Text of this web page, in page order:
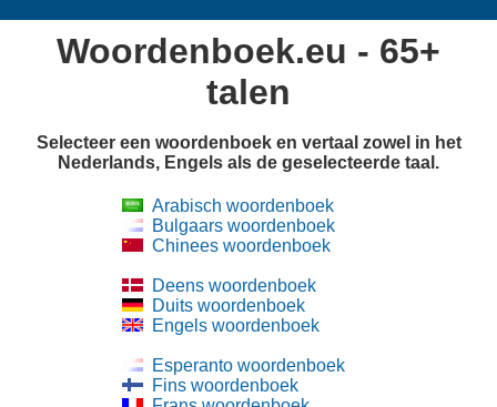
Woordenboek.eu - 65+
talen
Selecteer een woordenboek en vertaal zowel in het
Nederlands, Engels als de geselecteerde taal.
Arabisch woordenboek
Bulgaars woordenboek
Chinees woordenboek
Deens woordenboek
Duits woordenboek
Engels woordenboek
Esperanto woordenboek
Fins woordenboek